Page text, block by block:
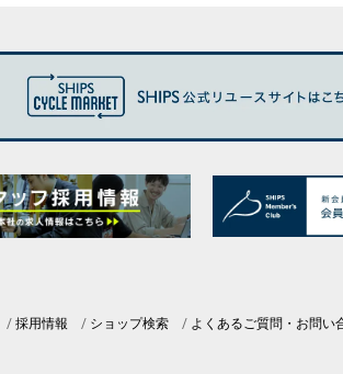
採用情報 ショップ検索 よくあるご質問・お問い